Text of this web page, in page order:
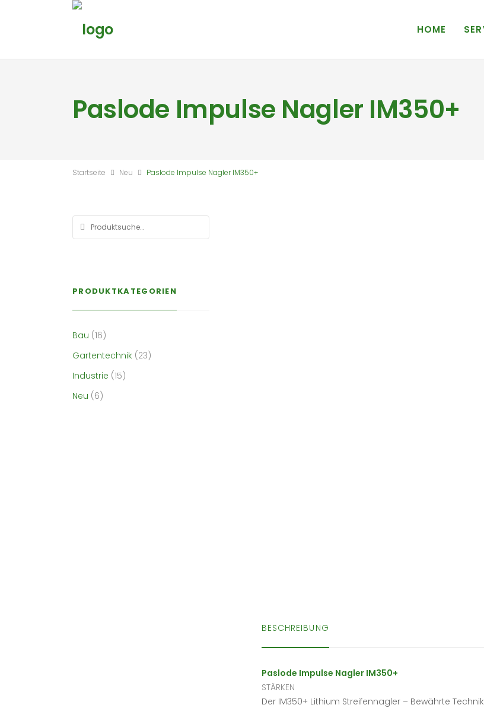
HOME
Paslode Impulse Nagler IM350+
Startseite Neu Paslode Impulse Nagler IM350+
BESCHREIBUNG
Paslode Impulse Nagler IM350+
STÄRKEN
Der IM350+ Lithium Streifennagler – Bewährte
PRODUKTKATEGORIEN
Bau (16)
Gartentechnik (23)
Industrie (15)
Neu (6)